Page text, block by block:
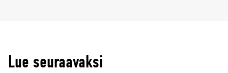
Lue seuraavaksi